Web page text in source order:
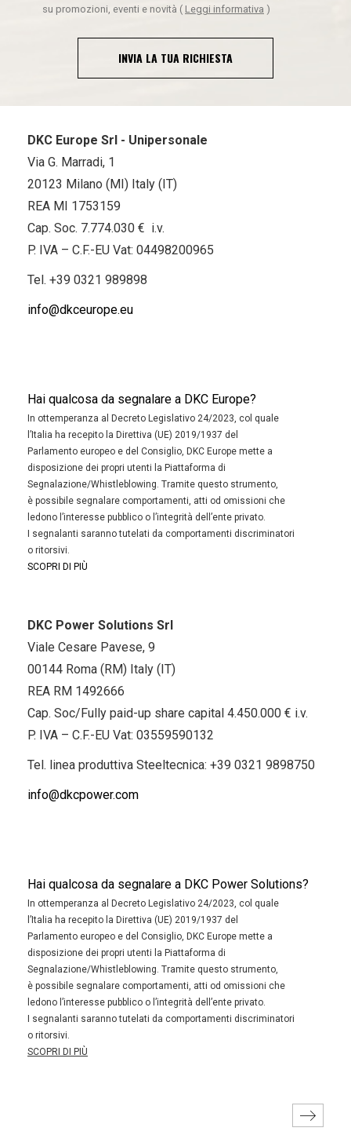
su promozioni, eventi e novità ( Leggi informativa )
INVIA LA TUA RICHIESTA
DKC Europe Srl - Unipersonale
Via G. Marradi, 1
20123 Milano (MI) Italy (IT)
REA MI 1753159
Cap. Soc. 7.774.030 € i.v.
P. IVA – C.F.-EU Vat: 04498200965
Tel. +39 0321 989898
info@dkceurope.eu
Hai qualcosa da segnalare a DKC Europe?
In ottemperanza al Decreto Legislativo 24/2023, col quale
l’Italia ha recepito la Direttiva (UE) 2019/1937 del
Parlamento europeo e del Consiglio, DKC Europe mette a
disposizione dei propri utenti la Piattaforma di
Segnalazione/Whistleblowing. Tramite questo strumento,
è possibile segnalare comportamenti, atti od omissioni che
ledono l’interesse pubblico o l’integrità dell’ente privato.
I segnalanti saranno tutelati da comportamenti discriminatori
o ritorsivi.
SCOPRI DI PIÙ
DKC Power Solutions Srl
Viale Cesare Pavese, 9
00144 Roma (RM) Italy (IT)
REA RM 1492666
Cap. Soc/Fully paid-up share capital 4.450.000 € i.v.
P. IVA – C.F.-EU Vat: 03559590132
Tel. linea produttiva Steeltecnica: +39 0321 9898750
info@dkcpower.com
Hai qualcosa da segnalare a DKC Power Solutions?
In ottemperanza al Decreto Legislativo 24/2023, col quale
l’Italia ha recepito la Direttiva (UE) 2019/1937 del
Parlamento europeo e del Consiglio, DKC Europe mette a
disposizione dei propri utenti la Piattaforma di
Segnalazione/Whistleblowing. Tramite questo strumento,
è possibile segnalare comportamenti, atti od omissioni che
ledono l’interesse pubblico o l’integrità dell’ente privato.
I segnalanti saranno tutelati da comportamenti discriminatori
o ritorsivi.
SCOPRI DI PIÙ